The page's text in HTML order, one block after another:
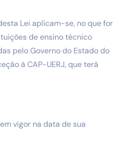
Lei aplicam-se, no que for
de ensino técnico
pelo Governo do Estado do
à CAP-UERJ, que terá
vigor na data de sua